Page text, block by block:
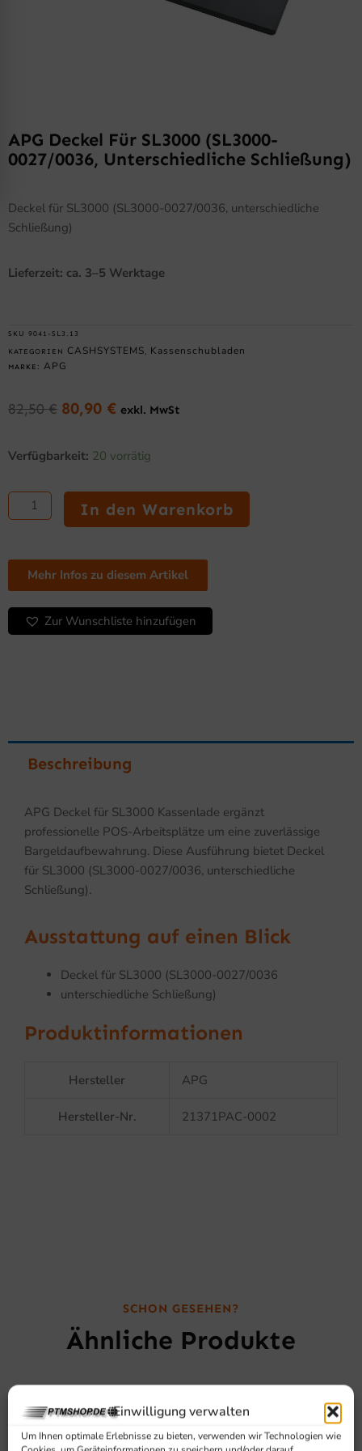
Einwilligung verwalten
Um Ihnen optimale Erlebnisse zu bieten, verwenden wir Technologien wie
APG Deckel Für SL3000 (SL3000-
0027/0036, Unterschiedliche Schließung)
Deckel für SL3000 (SL3000-0027/0036, unterschiedliche
Schließung)
Lieferzeit: ca. 3–5 Werktage
SKU 9041-SL3.13
KATEGORIEN CASHSYSTEMS , Kassenschubladen
MARKE: APG
82,50€ Ursprünglicher
war:
80,90 € Aktueller
ist:
80,90 €.
exkl. MwSt
Verfügbarkeit: 20 vorrätig
Deckel
SL3000
(SL3000-
0027/0036,
Schließung)
Menge
In den Warenkorb
Mehr Infos zu diesem Artikel
Zur Wunschliste hinzufügen
Beschreibung
APG Deckel für SL3000 Kassenlade ergänzt
professionelle POS-Arbeitsplätze um eine zuverlässige
Bargeldaufbewahrung. Diese Ausführung bietet Deckel
für SL3000 (SL3000-0027/0036, unterschiedliche
Schließung).
Ausstattung auf einen Blick
Deckel für SL3000 (SL3000-0027/0036
unterschiedliche Schließung)
Produktinformationen
Hersteller APG
Hersteller-Nr. 21371PAC-0002
SCHON GESEHEN?
Ähnliche Produkte